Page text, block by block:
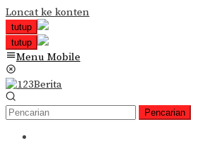
Loncat ke konten
tutup
tutup
Menu Mobile
Pencarian